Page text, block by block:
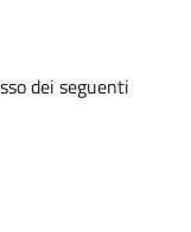
dei seguenti